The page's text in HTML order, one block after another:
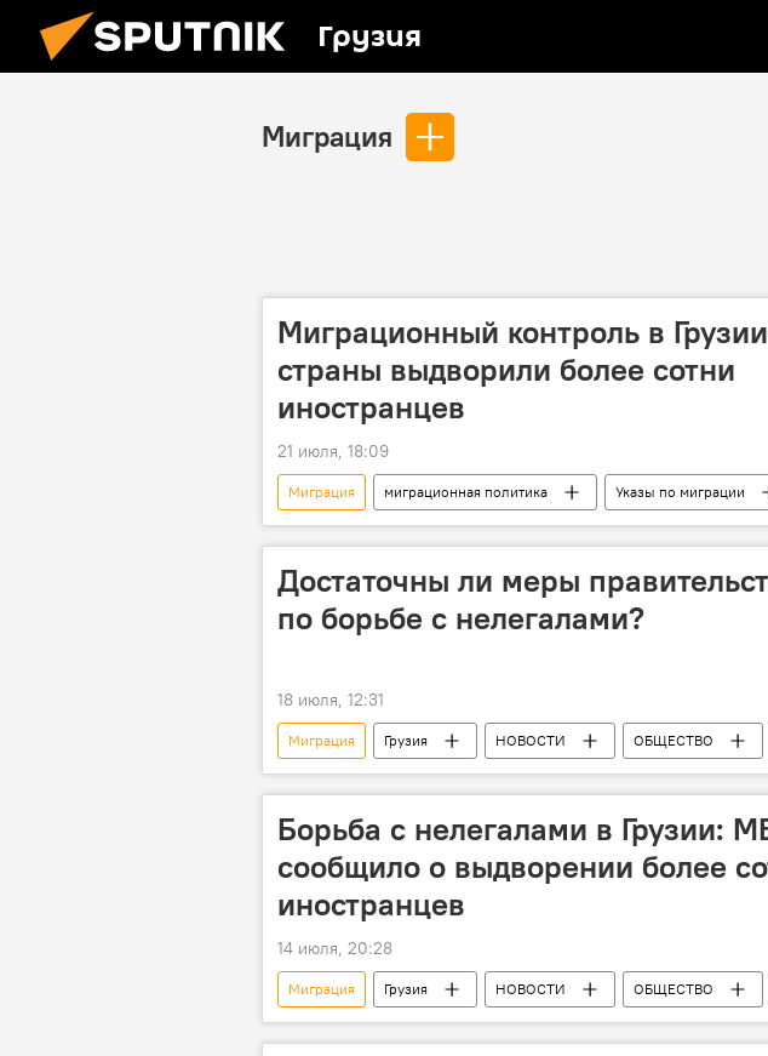
Грузия
Миграция
Миграционный контроль в
страны выдворили более сотни
иностранцев
21 июля, 18:09
Миграция миграционная политика
Указы по миграции
Миграционные новости Грузии сегодня
Грузия
Достаточны ли меры
по борьбе с нелегалами?
18 июля, 12:31
Миграция Грузия НОВОСТИ ОБЩЕСТВО
Инфографика
Борьба с нелегалами в Грузии:
сообщило о выдворении более
иностранцев
14 июля, 20:28
Миграция Грузия НОВОСТИ ОБЩЕСТВО
миграционная политика
Миграционные новости Грузии